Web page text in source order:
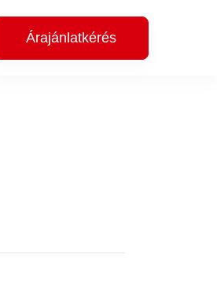
Árajánlatkérés